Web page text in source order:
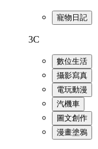
寵物日記
3C
數位生活
攝影寫真
電玩動漫
汽機車
圖文創作
漫畫塗鴉